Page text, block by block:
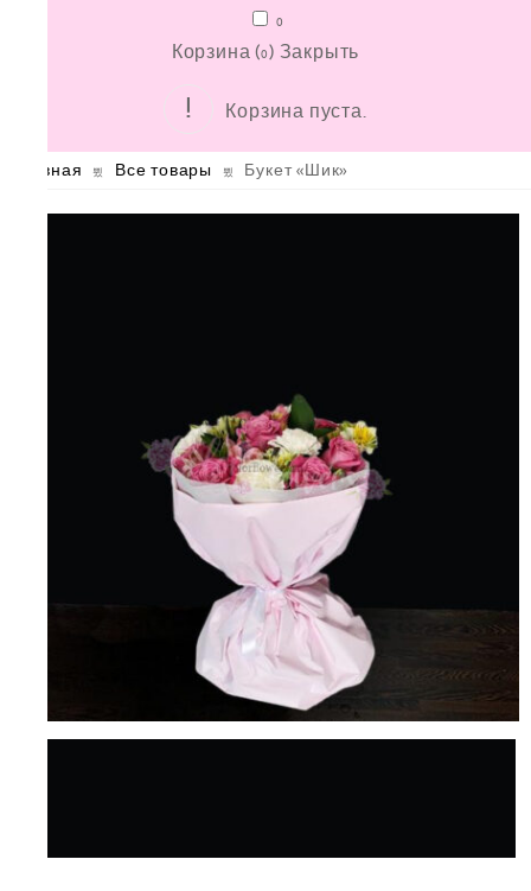
0
Корзина (0) Закрыть
Корзина пуста.
Главная Все товары Букет «Шик»